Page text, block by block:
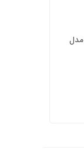
جرثقیل دستی 1.5 تن آروا ARVA مدل